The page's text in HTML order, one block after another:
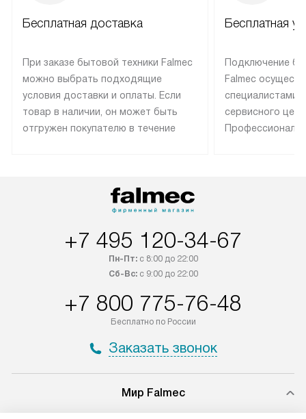
Бесплатная доставка
При заказе бытовой техники Falmec
можно выбрать подходящие
условия доставки и оплаты. Если
товар в наличии, он может быть
отгружен покупателю в течение
оплачивается дополнительно.
Возможна доставка товаров по
Бесплатная
Подключение
Falmec
специалистами
сервисного
+7 495 120-34-67
Пн-Пт:с 8:00 до 22:00
Сб-Вс:с 9:00 до 22:00
+7 800 775-76-48
Бесплатно по России
Заказать звонок
Мир Falmec